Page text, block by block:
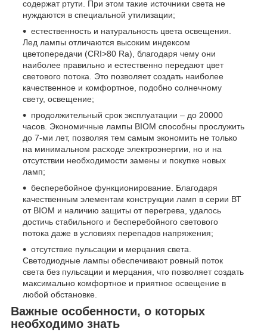
содержат ртути. При этом такие источники света не
нуждаются в специальной утилизации;
естественность и натуральность цвета освещения.
Лед лампы отличаются высоким индексом
цветопередачи (CRI>80 Ra), благодаря чему они
наиболее правильно и естественно передают цвет
светового потока. Это позволяет создать наиболее
качественное и комфортное, подобно солнечному
свету, освещение;
продолжительный срок эксплуатации – до 20000
часов. Экономичные лампы BIOM способны прослужить
до 7-ми лет, позволяя тем самым экономить не только
на минимальном расходе электроэнергии, но и на
отсутствии необходимости замены и покупке новых
ламп;
бесперебойное функционирование. Благодаря
качественным элементам конструкции ламп в серии ВТ
от BIOM и наличию защиты от перегрева, удалось
достичь стабильного и бесперебойного светового
потока даже в условиях перепадов напряжения;
отсутствие пульсации и мерцания света.
Светодиодные лампы обеспечивают ровный поток
света без пульсации и мерцания, что позволяет создать
максимально комфортное и приятное освещение в
любой обстановке.
Важные особенности, о которых
необходимо знать